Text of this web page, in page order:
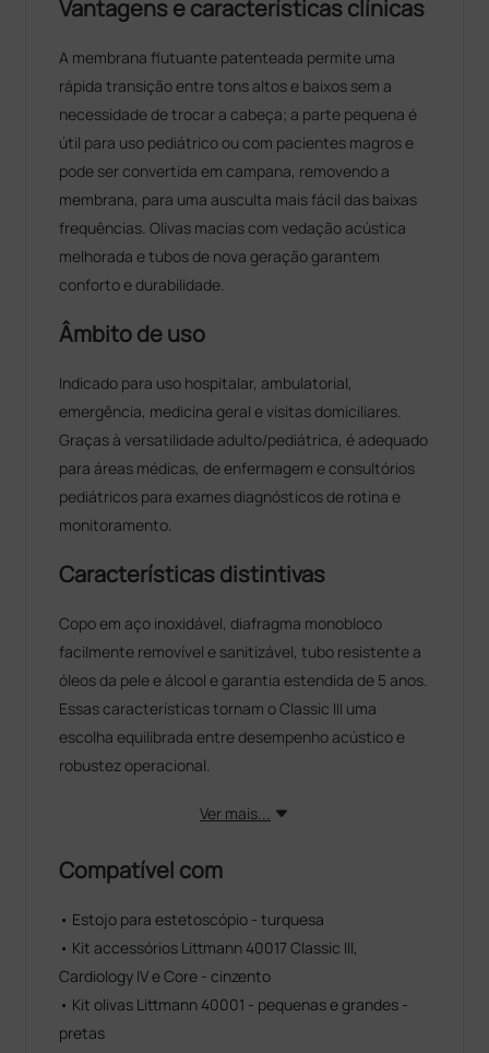
Vantagens e características clínicas
A membrana flutuante patenteada permite uma
rápida transição entre tons altos e baixos sem a
necessidade de trocar a cabeça; a parte pequena é
útil para uso pediátrico ou com pacientes magros e
pode ser convertida em campana, removendo a
membrana, para uma ausculta mais fácil das baixas
frequências. Olivas macias com vedação acústica
melhorada e tubos de nova geração garantem
conforto e durabilidade.
Âmbito de uso
Indicado para uso hospitalar, ambulatorial,
emergência, medicina geral e visitas domiciliares.
Graças à versatilidade adulto/pediátrica, é adequado
para áreas médicas, de enfermagem e consultórios
pediátricos para exames diagnósticos de rotina e
monitoramento.
Características distintivas
Copo em aço inoxidável, diafragma monobloco
facilmente removível e sanitizável, tubo resistente a
óleos da pele e álcool e garantia estendida de 5 anos.
Essas características tornam o Classic III uma
escolha equilibrada entre desempenho acústico e
robustez operacional.
Ver mais...
Compatível com
• Estojo para estetoscópio - turquesa
• Kit accessórios Littmann 40017 Classic III,
Cardiology IV e Core - cinzento
• Kit olivas Littmann 40001 - pequenas e grandes -
pretas